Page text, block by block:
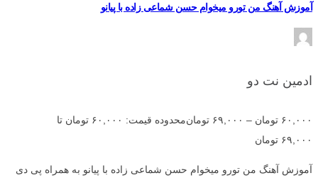
آموزش آهنگ من تورو میخوام حسن شماعی زاده با پیانو
ادمین نت دو
۶۰,۰۰۰ تومان – ۶۹,۰۰۰ تومان
محدوده قیمت: ۶۰,۰۰۰ تومان تا
۶۹,۰۰۰ تومان
آموزش آهنگ من تورو میخوام حسن شماعی زاده با پیانو به همراه پی دی